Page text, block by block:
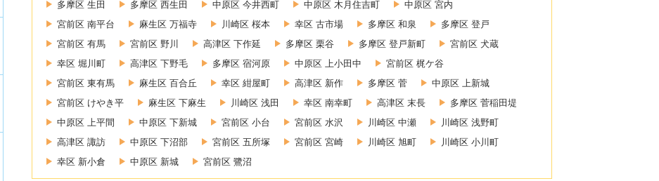
多摩区 生田
多摩区 西生田 中原区 今井西町 中原区 木月住吉町
中原区 宮内
宮前区 南平台
麻生区 万福寺 川崎区 桜本 幸区 古市場 多摩区 和泉
多摩区 登戸
宮前区 有馬
宮前区 野川 高津区 下作延 多摩区 栗谷 多摩区 登戸新町
宮前区 犬蔵
幸区 堀川町
高津区 下野毛 多摩区 宿河原 中原区 上小田中
宮前区 梶ケ谷
宮前区 東有馬
麻生区 百合丘 幸区 紺屋町 高津区 新作 多摩区 菅
中原区 上新城
宮前区 けやき平
麻生区 下麻生 川崎区 浅田 幸区 南幸町 高津区 末長
多摩区 菅稲田堤
中原区 上平間
中原区 下新城 宮前区 小台 宮前区 水沢 川崎区 中瀬
川崎区 浅野町
高津区 諏訪
中原区 下沼部 宮前区 五所塚 宮前区 宮崎 川崎区 旭町
川崎区 小川町
幸区 新小倉
中原区 新城 宮前区 鷺沼